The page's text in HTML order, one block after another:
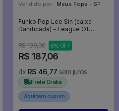
Vendido por: Meus Pops - SP
Funko Pop Lee Sin (caixa
Danificada) - League Of
R$ 199,00
6% OFF
R$ 187,06
4x R$ 46,77 sem juros
Frete Grátis
Aqui tem cupom